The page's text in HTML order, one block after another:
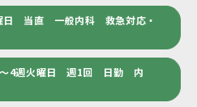
曜日 当直 一般内科 救急対応・
1～4週火曜日 週1回 日勤 内